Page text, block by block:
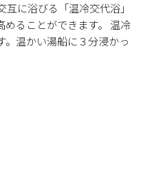
に浴びる「温冷交代浴」
めることができます。 温冷
。温かい湯船に３分浸かっ